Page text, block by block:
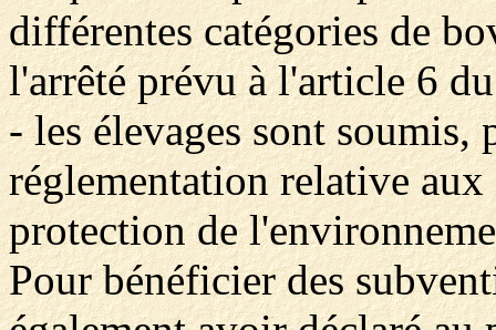
différentes catégories de
l'arrêté prévu à l'article 6
- les élevages sont soumis,
réglementation relative
protection de
Pour bénéficier des